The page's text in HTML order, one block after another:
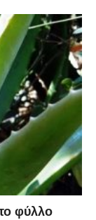
φύλλο